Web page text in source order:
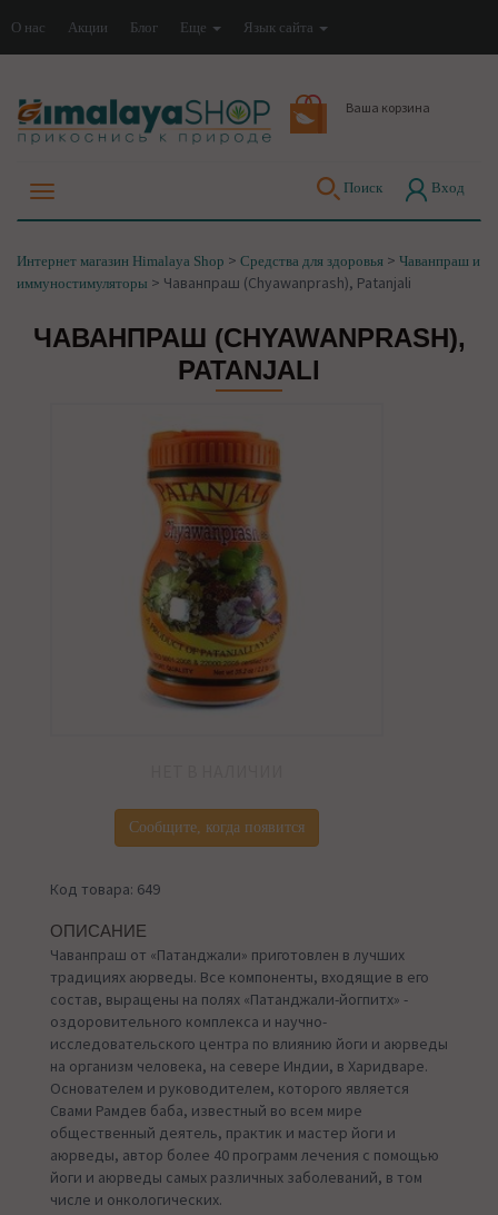
О нас Акции Блог Еще Язык сайта
Ваша корзина
Поиск Вход
Интернет магазин Himalaya Shop > Средства для здоровья > Чаванпраш и
иммуностимуляторы > Чаванпраш (Chyawanprash), Patanjali
ЧАВАНПРАШ (CHYAWANPRASH),
PATANJALI
Сообщите, когда появится
Код товара: 649
ОПИСАНИЕ
Чаванпраш от «Патанджали» приготовлен в лучших
традициях аюрведы. Все компоненты, входящие в его
состав, выращены на полях «Патанджали-йогпитх» -
оздоровительного комплекса и научно-
исследовательского центра по влиянию йоги и аюрведы
на организм человека, на севере Индии, в Харидваре.
Основателем и руководителем, которого является
Свами Рамдев баба, известный во всем мире
общественный деятель, практик и мастер йоги и
аюрведы, автор более 40 программ лечения с помощью
йоги и аюрведы самых различных заболеваний, в том
числе и онкологических.